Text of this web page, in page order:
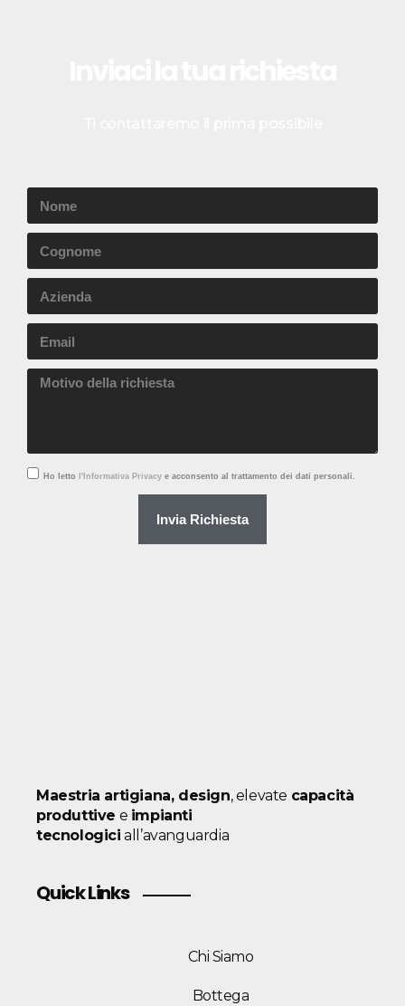
Ho letto l'Informativa Privacy e acconsento al trattamento dei dati personali.
Invia Richiesta
Maestria artigiana, design, elevate capacità
produttive e impianti
tecnologici all’avanguardia
Quick Links
Chi Siamo
Bottega